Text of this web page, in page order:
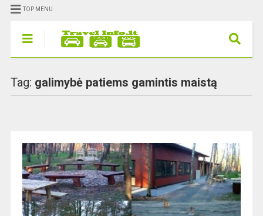
TOP MENU
Tag: galimybė patiems gamintis maistą